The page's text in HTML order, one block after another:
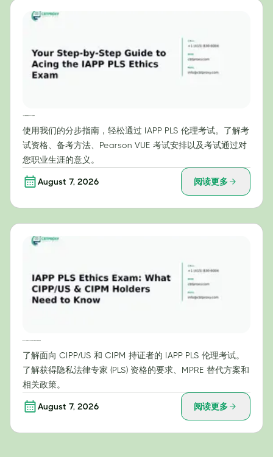
使用我们的分步指南，轻松通过 IAPP PLS 伦理考试。了解考
试资格、备考方法、Pearson VUE 考试安排以及考试通过对
您职业生涯的意义。
August 7, 2026 阅读更多
了解面向 CIPP/US 和 CIPM 持证者的 IAPP PLS 伦理考试。
了解获得隐私法律专家 (PLS) 资格的要求、MPRE 替代方案和
相关政策。
August 7, 2026 阅读更多